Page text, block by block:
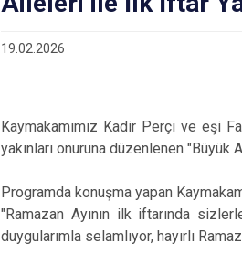
19.02.2026
Kaymakamımız Kadir Perçi ve eşi
yakınları onuruna düzenlenen
Programda konuşma yapan
"Ramazan Ayının ilk iftarında
duygularımla selamlıyor, hayırlı